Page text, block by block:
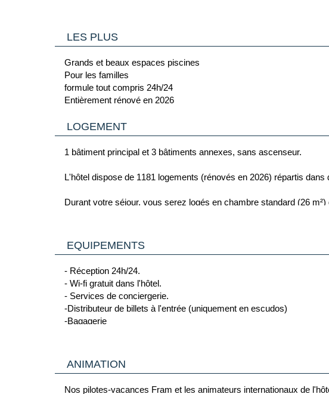
La mer peut être agitée sur cette partie de l'Atlantique ; la baignade
LES PLUS
Grands et beaux espaces piscines
Pour les familles
formule tout compris 24h/24
Entièrement rénové en 2026
LOGEMENT
1 bâtiment principal et 3 bâtiments annexes, sans ascenseur.
L'hôtel dispose de 1181 logements (rénovés en 2026) répartis dans
Durant votre séjour, vous serez logés en chambre standard (26 m²)
- Téléphone
- Wifi gratuit
- Climatisation et ventilateur de plafond
- Mini-bar (consommation payantes)
- Bouilloire électrique
- Télévision par satellite (écran plat)
- Coffre-fort
- Canapé ou canapé-lit
Capacité maximale : 2 adultes.
Avec supplément :
EQUIPEMENTS
- Réception 24h/24.
- Wi-fi gratuit dans l'hôtel.
- Services de conciergerie.
-Distributeur de billets à l'entrée (uniquement en escudos)
-Bagagerie
-Blanchisserie
-Médecin (tarif de jour 10h-13h et 15h-17h : 60euros/consultation,
ANIMATION
Nos pilotes-vacances Fram et les animateurs internationaux de